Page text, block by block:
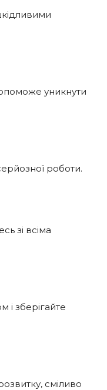
уникнути
роботи.
зі всіма
і зберігайте
сміливо